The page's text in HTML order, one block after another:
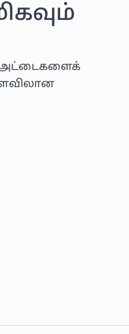
அட்டைகளைக்